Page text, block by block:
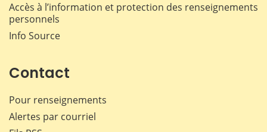
Accès à l’information et protection des renseignements
personnels
Info Source
Contact
Pour renseignements
Alertes par courriel